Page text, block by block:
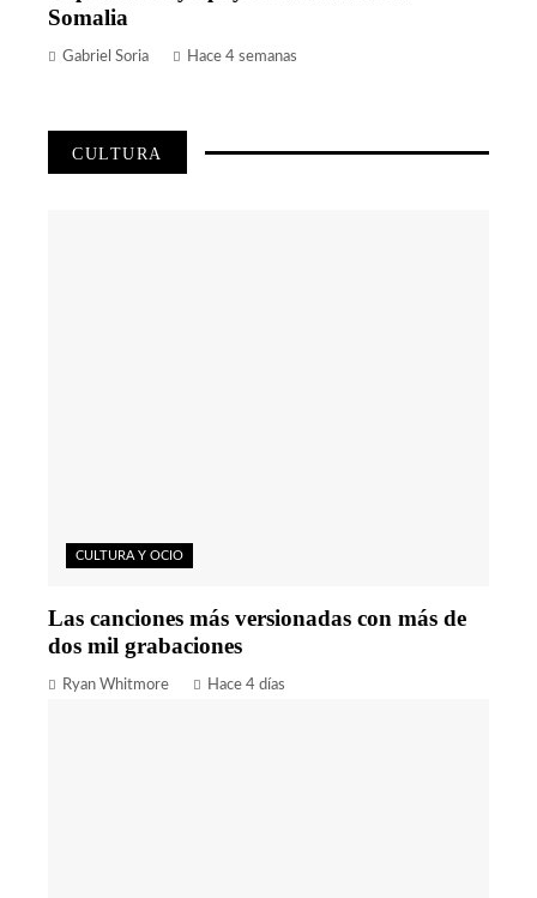
Somalia
Gabriel Soria Hace 4 semanas
CULTURA
CULTURA Y OCIO
Las canciones más versionadas con más de
dos mil grabaciones
Ryan Whitmore Hace 4 días